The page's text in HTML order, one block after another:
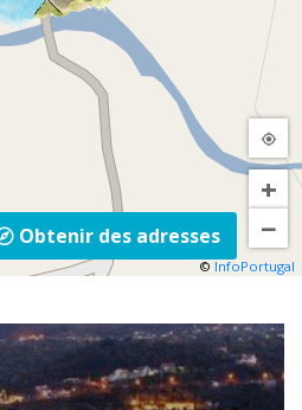
+
−
© InfoPortugal
Obtenir des adresses